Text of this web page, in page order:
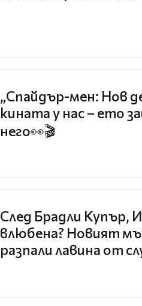
„Спайдър-мен: Нов
кината у нас – ето
него👀🎬
След Брадли Купър,
влюбена? Новият
разпали лавина от